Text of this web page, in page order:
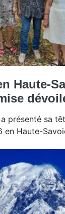
Haute-
présenté sa
en Haute-